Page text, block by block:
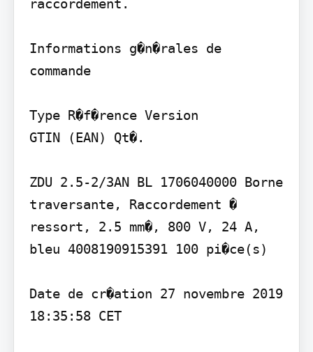
raccordement.
Informations g�n�rales de
commande
Type R�f�rence Version
GTIN (EAN) Qt�.
ZDU 2.5-2/3AN BL 1706040000 Borne
traversante, Raccordement �
ressort, 2.5 mm�, 800 V, 24 A,
bleu 4008190915391 100 pi�ce(s)
Date de cr�ation 27 novembre 2019
18:35:58 CET